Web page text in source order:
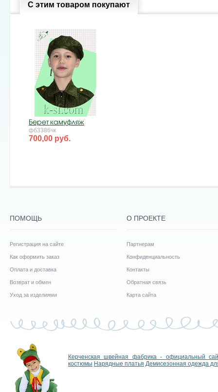
С этим товаром покупают
Берет камуфляж
фб3386чк
700,00 руб.
ПОМОЩЬ
Регистрация на сайте
Как оформить заказ
Оплата и доставка
Возврат и обмен
Уход за изделиями
О ПРОЕКТЕ
Партнерам
Конфиденциальность
Контакты
Обратная связь
Карта сайта
Керченская швейная фабрика - официальный
костюмы Нарядные платья Демисезонная одежда